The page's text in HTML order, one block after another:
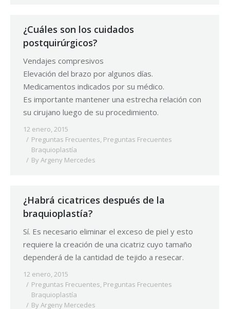
¿Cuáles son los cuidados
postquirúrgicos?
Vendajes compresivos
Elevación del brazo por algunos días.
Medicamentos indicados por su médico.
Es importante mantener una estrecha relación con
su cirujano luego de su procedimiento.
12 enero, 2015
Preguntas Frecuentes, Preguntas Frecuentes
Braquioplastía
By Argeny Mercedes
¿Habrá cicatrices después de la
braquioplastía?
Sí. Es necesario eliminar el exceso de piel y esto
requiere la creación de una cicatriz cuyo tamaño
dependerá de la cantidad de tejido a resecar.
12 enero, 2015
Preguntas Frecuentes, Preguntas Frecuentes
Braquioplastía
By Argeny Mercedes